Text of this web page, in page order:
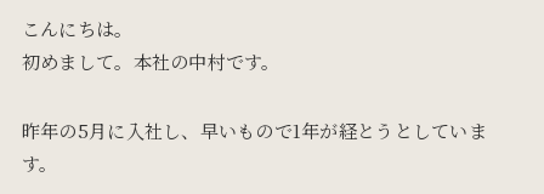
こんにちは。
初めまして。本社の中村です。
昨年の5月に入社し、早いもので1年が経とうとしていま
す。